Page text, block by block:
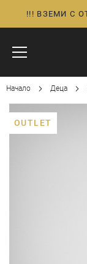
Прескачане
към
съдържанието
!!! ВЗЕМИ С
Начало Деца
OUTLET
Преминете
към